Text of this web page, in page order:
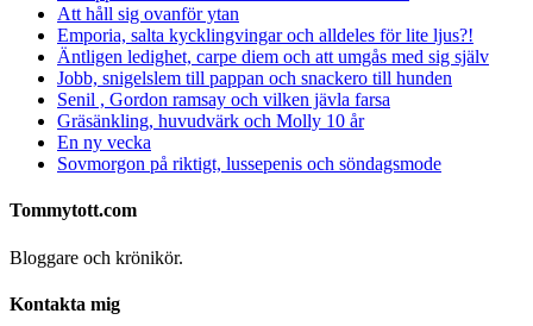
Att håll sig ovanför ytan
Emporia, salta kycklingvingar och alldeles för lite ljus?!
Äntligen ledighet, carpe diem och att umgås med sig själv
Jobb, snigelslem till pappan och snackero till hunden
Senil , Gordon ramsay och vilken jävla farsa
Gräsänkling, huvudvärk och Molly 10 år
En ny vecka
Sovmorgon på riktigt, lussepenis och söndagsmode
Tommytott.com
Bloggare och krönikör.
Kontakta mig